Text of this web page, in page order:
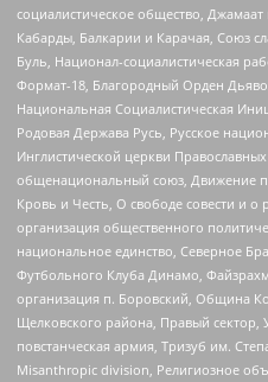
социалистическое общество,
Кабарды, Балкарии и Карачая, Союз
Буль, Национал-социалистическая
Формат-18, Благородный Орден
Национальная Социалистическая
Родовая Держава Русь, Русское
Инглистической церкви
общенациональный союз, Движение
Кровь и Честь, О свободе совести и
организация общественного
национальное единство, Северное
Футбольного Клуба Динамо,
организация п. Боровский, Община
Щелковского района, Правый
повстанческая армия, Тризуб им.
Misanthropic division, Религиозное